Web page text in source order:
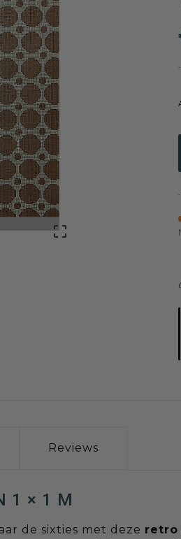

Reviews
1 × 1 M
de sixties met deze retro